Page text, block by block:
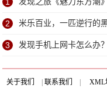
2 米乐百业，一匹逆行的
3 发现手机上网卡怎么办
关于我们 联系我们 XML